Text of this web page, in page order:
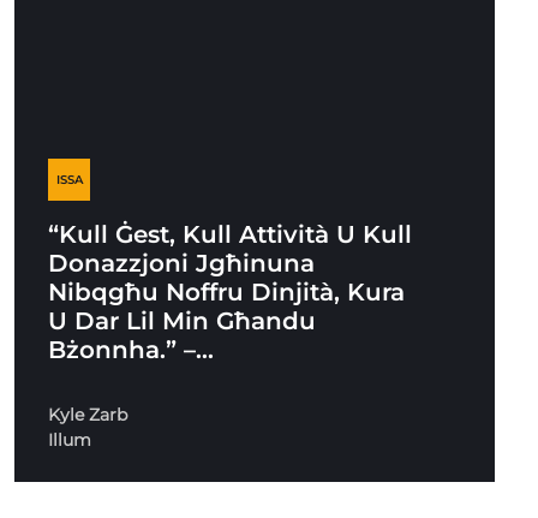
ISSA
“Kull Ġest, Kull Attività U Kull
Donazzjoni Jgħinuna
Nibqgħu Noffru Dinjità, Kura
U Dar Lil Min Għandu
Bżonnha.” –…
Kyle Zarb
Illum